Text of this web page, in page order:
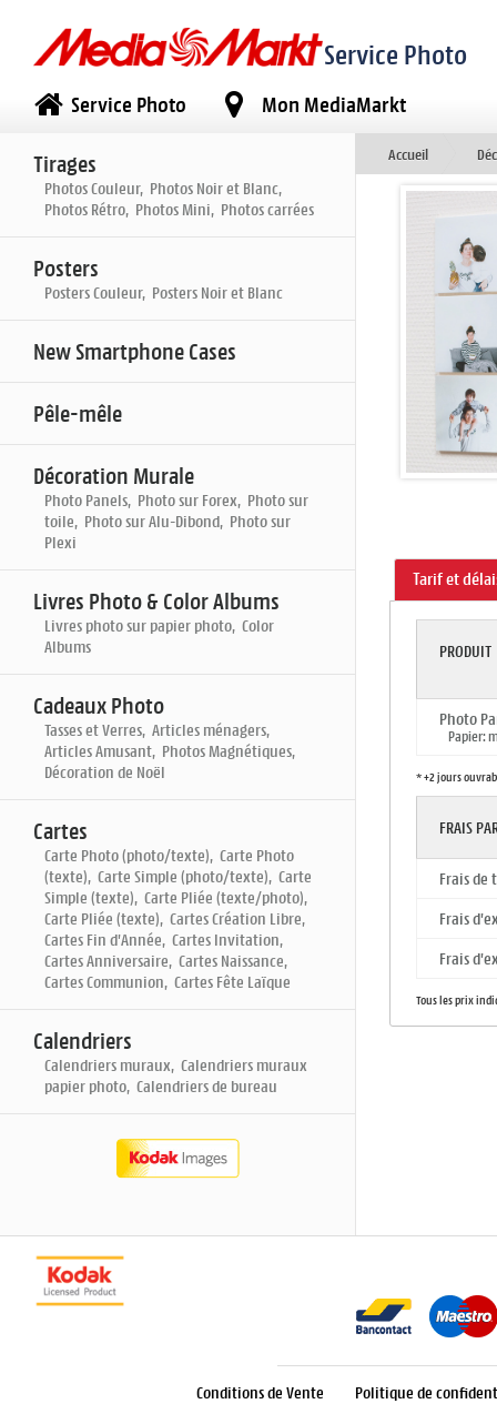
Service Photo
Service Photo Mon MediaMarkt
Tirages
Photos Couleur, Photos Noir et Blanc,
Photos Rétro, Photos Mini, Photos carrées
Posters
Posters Couleur, Posters Noir et Blanc
New Smartphone Cases
Pêle-mêle
Décoration Murale
Photo Panels, Photo sur Forex, Photo sur
toile, Photo sur Alu-Dibond, Photo sur
Plexi
Livres Photo & Color Albums
Livres photo sur papier photo, Color
Albums
Cadeaux Photo
Tasses et Verres, Articles ménagers,
Articles Amusant, Photos Magnétiques,
Décoration de Noël
Cartes
Carte Photo (photo/texte), Carte Photo
(texte), Carte Simple (photo/texte), Carte
Simple (texte), Carte Pliée (texte/photo),
Carte Pliée (texte), Cartes Création Libre,
Cartes Fin d'Année, Cartes Invitation,
Cartes Anniversaire, Cartes Naissance,
Cartes Communion, Cartes Fête Laïque
Calendriers
Calendriers muraux, Calendriers muraux
papier photo, Calendriers de bureau
Accueil
Tarif et
PRODUIT
Photo
Papier:
* +2 jours
FRAIS
Frais
Frais
Frais
Tous les prix
Conditions de Vente Politique de